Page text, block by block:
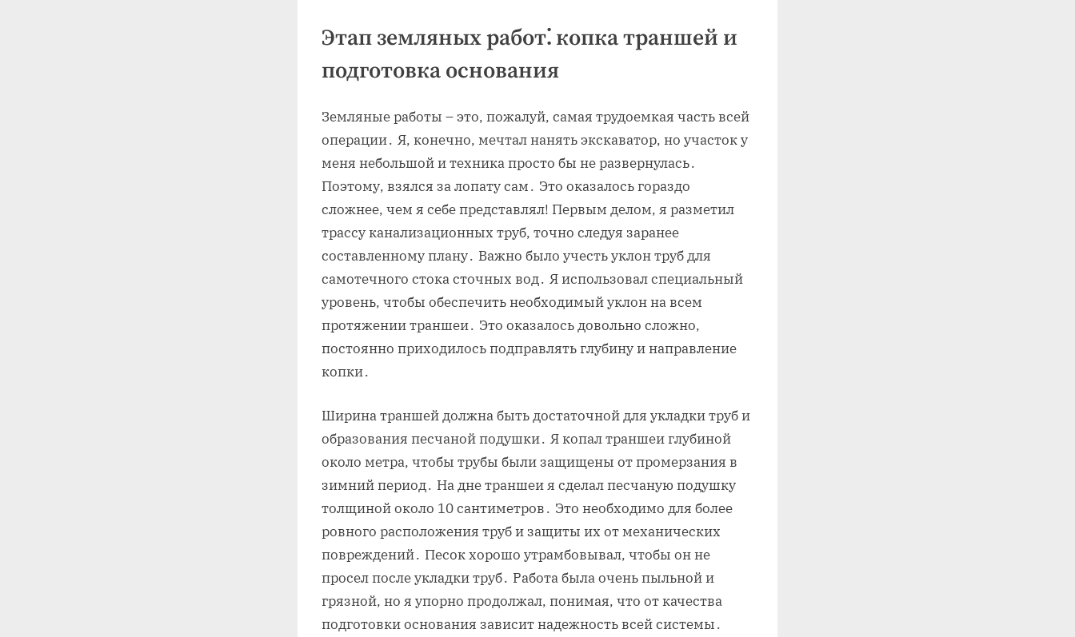
Этап земляных работ⁚ копка траншей и
подготовка основания
Земляные работы – это‚ пожалуй‚ самая трудоемкая часть всей
операции․ Я‚ конечно‚ мечтал нанять экскаватор‚ но участок у
меня небольшой и техника просто бы не развернулась․
Поэтому‚ взялся за лопату сам․ Это оказалось гораздо
сложнее‚ чем я себе представлял! Первым делом‚ я разметил
трассу канализационных труб‚ точно следуя заранее
составленному плану․ Важно было учесть уклон труб для
самотечного стока сточных вод․ Я использовал специальный
уровень‚ чтобы обеспечить необходимый уклон на всем
протяжении траншеи․ Это оказалось довольно сложно‚
постоянно приходилось подправлять глубину и направление
копки․
Ширина траншей должна быть достаточной для укладки труб и
образования песчаной подушки․ Я копал траншеи глубиной
около метра‚ чтобы трубы были защищены от промерзания в
зимний период․ На дне траншеи я сделал песчаную подушку
толщиной около 10 сантиметров․ Это необходимо для более
ровного расположения труб и защиты их от механических
повреждений․ Песок хорошо утрамбовывал‚ чтобы он не
просел после укладки труб․ Работа была очень пыльной и
грязной‚ но я упорно продолжал‚ понимая‚ что от качества
подготовки основания зависит надежность всей системы․